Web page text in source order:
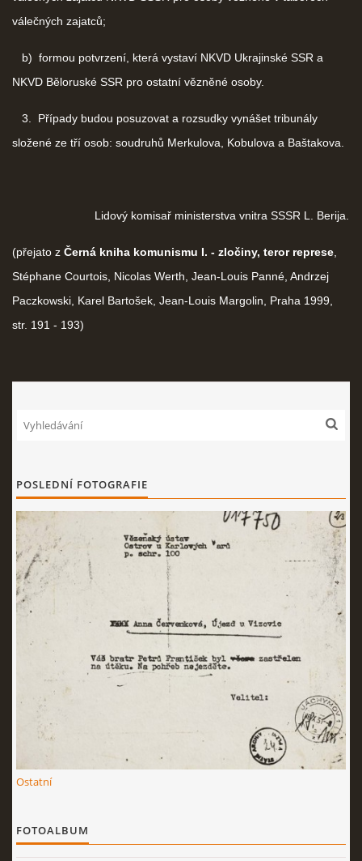
válečných zajatců;
b) formou potvrzení, která vystaví NKVD Ukrajinské SSR a
NKVD Běloruské SSR pro ostatní vězněné osoby.
3. Případy budou posuzovat a rozsudky vynášet tribunály
složené ze tří osob: soudruhů Merkulova, Kobulova a Baštakova.
Lidový komisař ministerstva vnitra SSSR L. Berija.
(přejato z Černá kniha komunismu I. - zločiny, teror represe,
Stéphane Courtois, Nicolas Werth, Jean-Louis Panné, Andrzej
Paczkowski, Karel Bartošek, Jean-Louis Margolin, Praha 1999,
str. 191 - 193)
POSLEDNÍ FOTOGRAFIE
Ostatní
FOTOALBUM